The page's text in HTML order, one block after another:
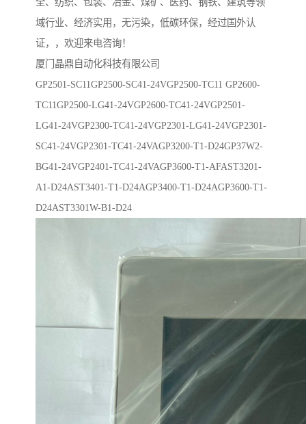
域行业、经济实用，无污染，低碳环保，经过国外认
证，，欢迎来电咨询！
厦门晶鼎自动化科技有限公司
GP2501-SC11GP2500-SC41-24VGP2500-TC11 GP2600-
TC11GP2500-LG41-24VGP2600-TC41-24VGP2501-
LG41-24VGP2300-TC41-24VGP2301-LG41-24VGP2301-
SC41-24VGP2301-TC41-24VAGP3200-T1-D24GP37W2-
BG41-24VGP2401-TC41-24VAGP3600-T1-AFAST3201-
A1-D24AST3401-T1-D24AGP3400-T1-D24AGP3600-T1-
D24AST3301W-B1-D24